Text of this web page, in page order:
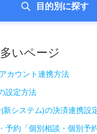
目的別に探す
いページ
カウント連携方法
設定方法
新システム)の決済連携設
予約「個別相談・個別予約